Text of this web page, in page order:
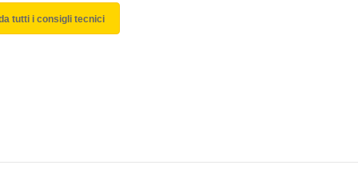
tutti i consigli tecnici